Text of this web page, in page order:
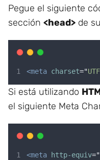
Pegue el siguiente
sección <head> de
<meta charset="
Si está utilizando
el siguiente Meta
<meta http-equiv="